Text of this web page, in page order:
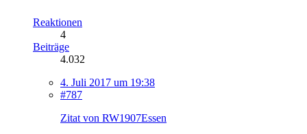
Reaktionen
4
Beiträge
4.032
4. Juli 2017 um 19:38
#787
Zitat von RW1907Essen